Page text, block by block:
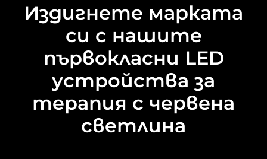
Издигнете марката
си с нашите
първокласни LED
устройства за
терапия с червена
светлина